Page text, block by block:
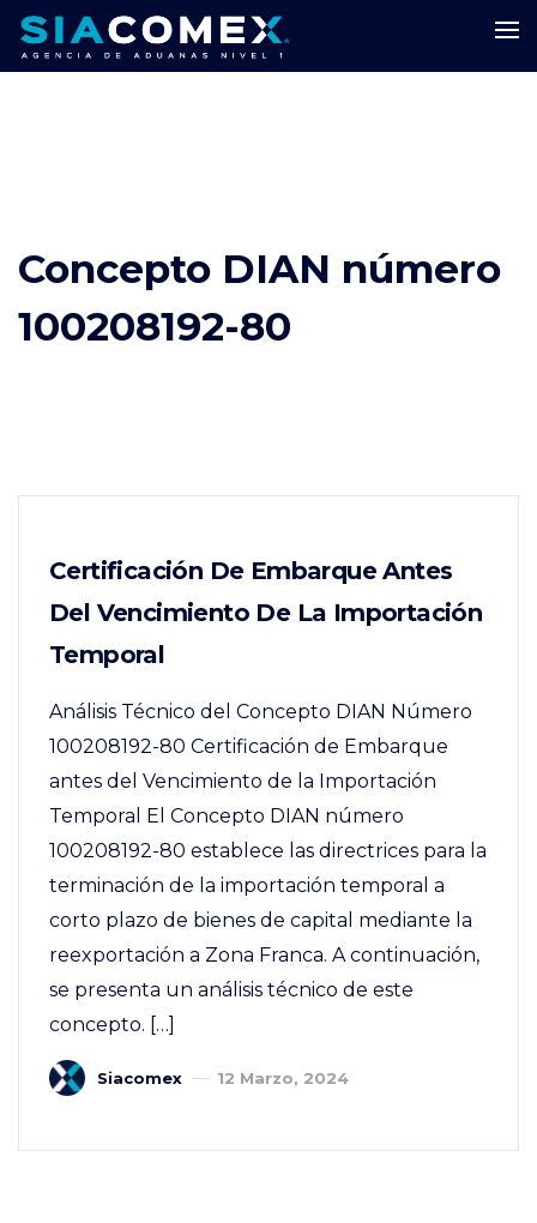
Concepto DIAN número
100208192-80
Certificación De Embarque Antes
Del Vencimiento De La Importación
Temporal
Análisis Técnico del Concepto DIAN Número
100208192-80 Certificación de Embarque
antes del Vencimiento de la Importación
Temporal El Concepto DIAN número
100208192-80 establece las directrices para la
terminación de la importación temporal a
corto plazo de bienes de capital mediante la
reexportación a Zona Franca. A continuación,
se presenta un análisis técnico de este
concepto. […]
Siacomex 12 Marzo, 2024